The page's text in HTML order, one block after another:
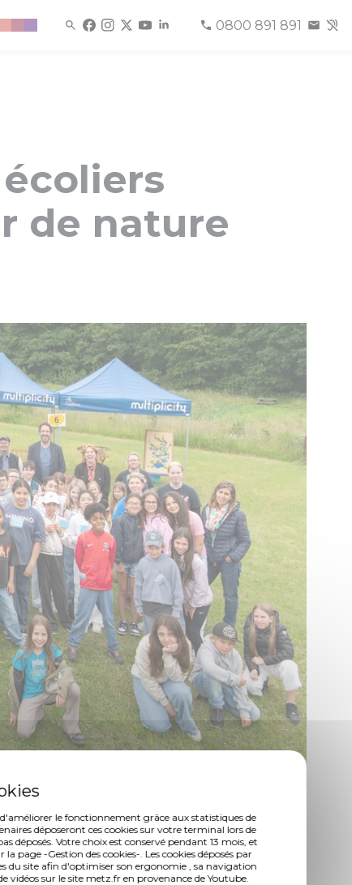
le fonctionnement grâce aux statistiques de
déposeront ces cookies sur votre terminal lors de
déposés. Votre choix est conservé pendant 13 mois, et
page -Gestion des cookies-. Les cookies déposés par
site afin d'optimiser son ergonomie , sa navigation
vidéos sur le site metz.fr en provenance de Youtube.
0800 891 891
de nature
de Luxembourg a